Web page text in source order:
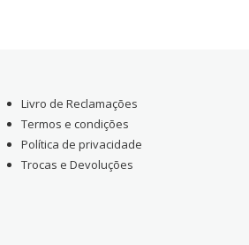
Livro de Reclamações
Termos e condições
Política de privacidade
Trocas e Devoluções